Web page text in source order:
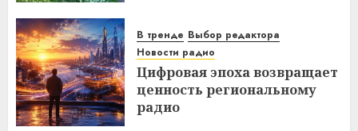
В тренде Выбор редактора
Новости радио
Цифровая эпоха возвращает
ценность региональному
радио